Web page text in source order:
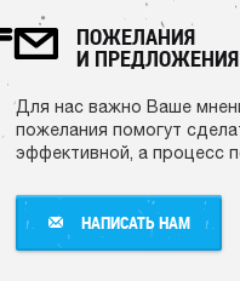
ПОЖЕЛАНИЯ
И ПРЕДЛОЖЕНИЯ
Для нас важно Ваше
пожелания помогут
эффективной, а процесс
НАПИСАТЬ НАМ